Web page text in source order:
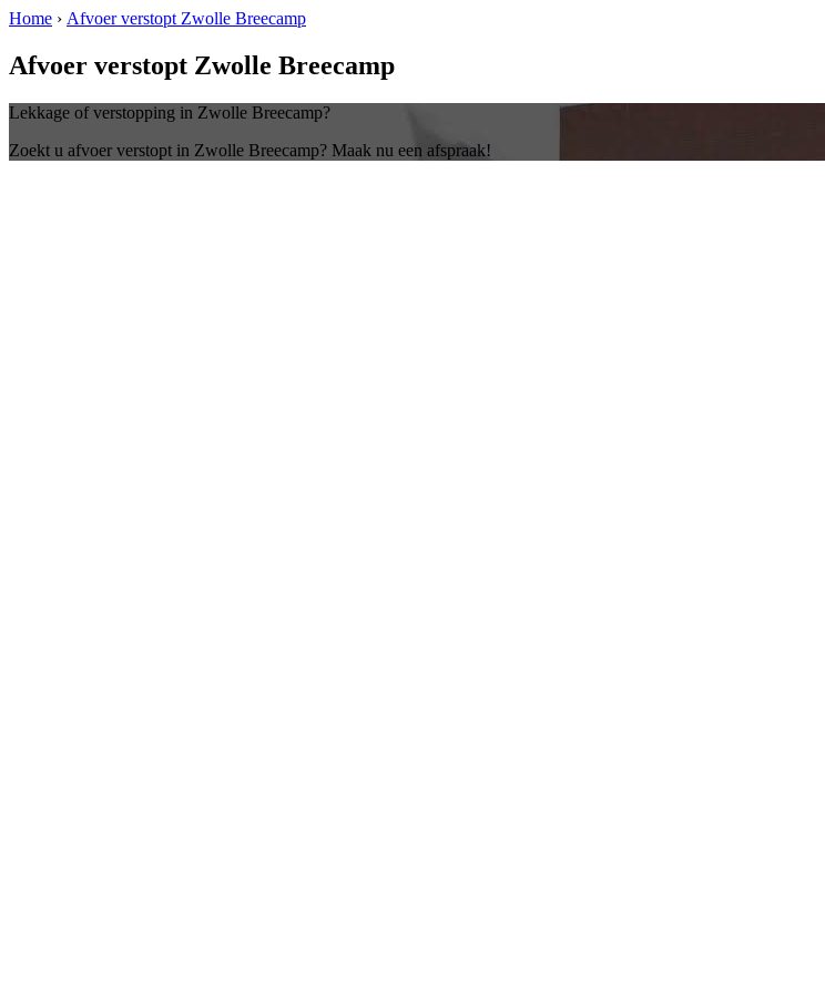
Home › Afvoer verstopt Zwolle Breecamp
Afvoer verstopt Zwolle Breecamp
Lekkage of verstopping in Zwolle Breecamp?
Zoekt u afvoer verstopt in Zwolle Breecamp? Maak nu een afspraak!